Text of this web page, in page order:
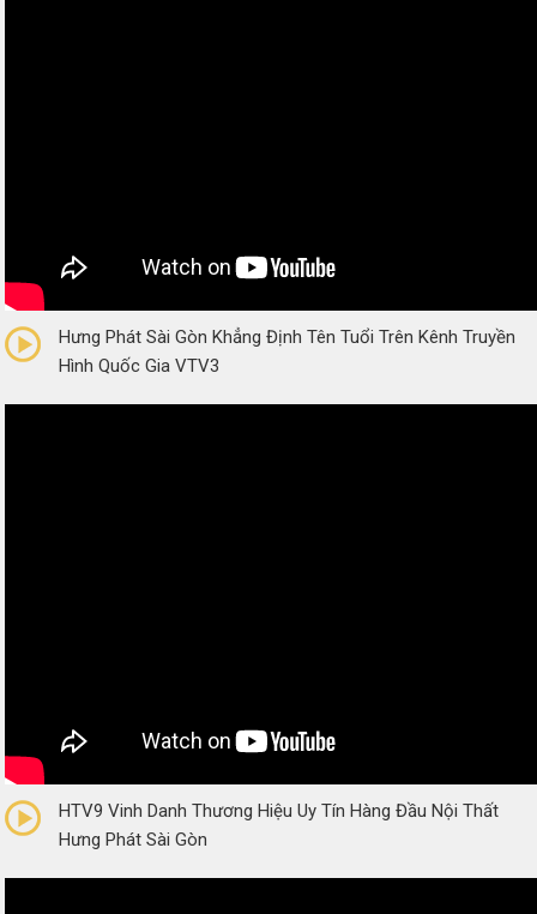
(0 Reviews)
Hưng Phát Sài Gòn Khẳng Định Tên Tuổi Trên Kênh Truyền
Hình Quốc Gia VTV3
(0 Reviews)
HTV9 Vinh Danh Thương Hiệu Uy Tín Hàng Đầu Nội Thất
Hưng Phát Sài Gòn